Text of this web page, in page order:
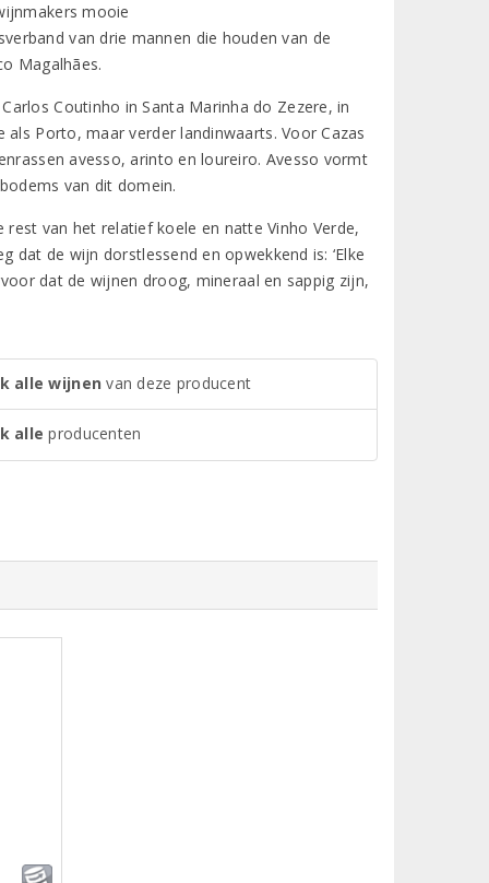
mooie
van drie mannen die houden van de
Magalhães.
Coutinho in Santa Marinha do Zezere, in
Porto, maar verder landinwaarts. Voor Cazas
avesso, arinto en loureiro. Avesso vormt
van dit domein.
van het relatief koele en natte Vinho Verde,
de wijn dorstlessend en opwekkend is: ‘Elke
dat de wijnen droog, mineraal en sappig zijn,
alle wijnen van deze producent
alle producenten